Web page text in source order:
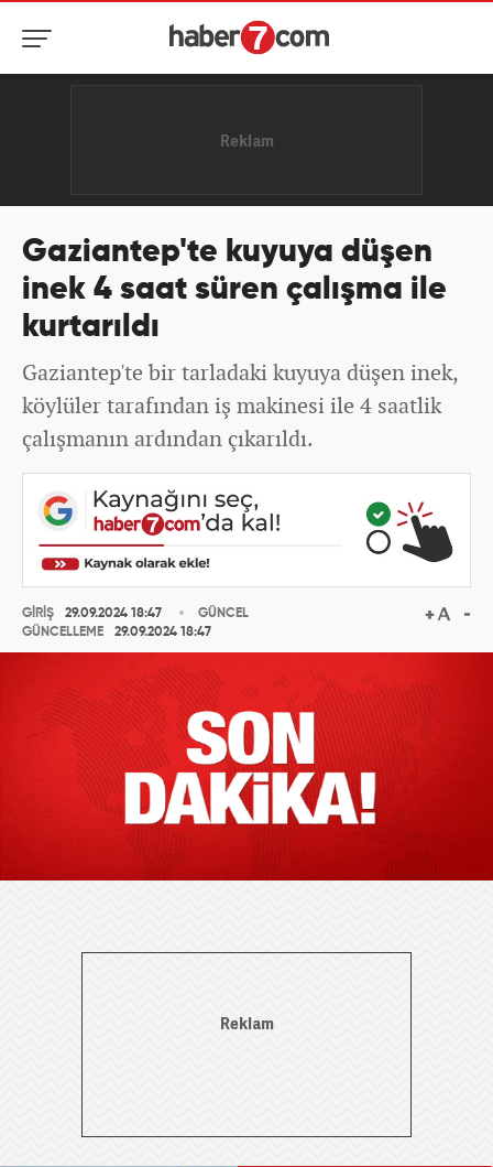
Gaziantep'te kuyuya düşen
inek 4 saat süren çalışma ile
kurtarıldı
Gaziantep'te bir tarladaki kuyuya düşen inek,
köylüler tarafından iş makinesi ile 4 saatlik
çalışmanın ardından çıkarıldı.
GİRİŞ
29.09.2024 18:47
GÜNCELLEME
29.09.2024 18:47
GÜNCEL